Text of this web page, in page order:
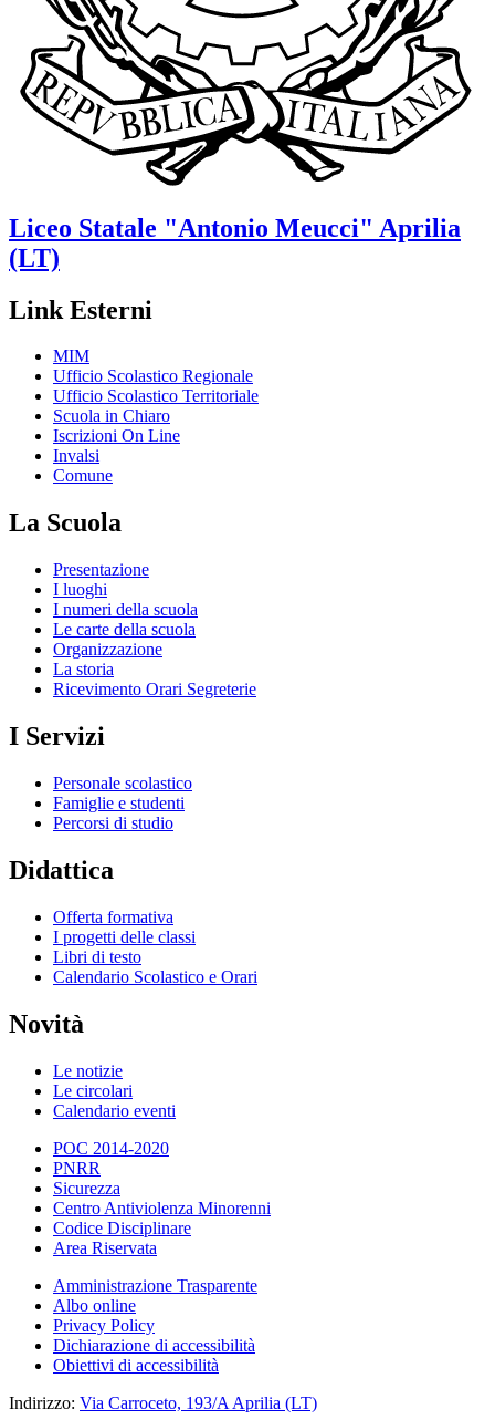
Liceo Statale "Antonio Meucci" Aprilia
(LT)
Link Esterni
MIM
Ufficio Scolastico Regionale
Ufficio Scolastico Territoriale
Scuola in Chiaro
Iscrizioni On Line
Invalsi
Comune
La Scuola
Presentazione
I luoghi
I numeri della scuola
Le carte della scuola
Organizzazione
La storia
Ricevimento Orari Segreterie
I Servizi
Personale scolastico
Famiglie e studenti
Percorsi di studio
Didattica
Offerta formativa
I progetti delle classi
Libri di testo
Calendario Scolastico e Orari
Novità
Le notizie
Le circolari
Calendario eventi
POC 2014-2020
PNRR
Sicurezza
Centro Antiviolenza Minorenni
Codice Disciplinare
Area Riservata
Amministrazione Trasparente
Albo online
Privacy Policy
Dichiarazione di accessibilità
Obiettivi di accessibilità
Indirizzo: Via Carroceto, 193/A Aprilia (LT)